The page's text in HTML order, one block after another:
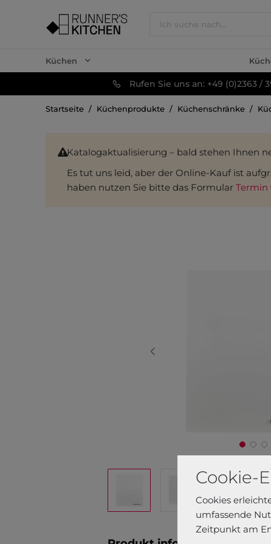
Cookie-
Cookies
umfassende
Zeitpunkt am
Küchen
Rufen Sie uns an: +49 (0)2363 /
Startseite Küchenprodukte Küchenschränke
Katalogaktualisierung – bald stehen Ihnen
Es tut uns leid, aber der Online-Kauf ist
haben nutzen Sie bitte das Formular Termin